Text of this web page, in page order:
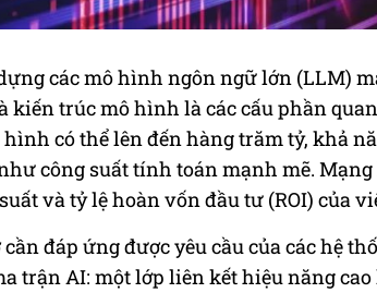
các mô hình ngôn ngữ lớn (LLM)
kiến trúc mô hình là các cấu phần
hình có thể lên đến hàng trăm tỷ, khả
công suất tính toán mạnh mẽ.
và tỷ lệ hoàn vốn đầu tư (ROI) của
đáp ứng được yêu cầu của các hệ
trận AI: một lớp liên kết hiệu năng